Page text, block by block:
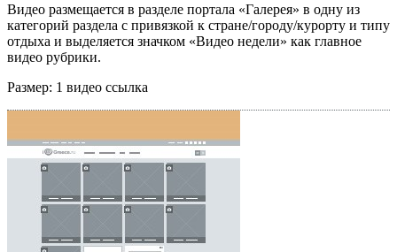
Видео размещается в разделе портала «Галерея» в одну из
категорий раздела с привязкой к стране/городу/курорту и типу
отдыха и выделяется значком «Видео недели» как главное
видео рубрики.
Размер: 1 видео ссылка